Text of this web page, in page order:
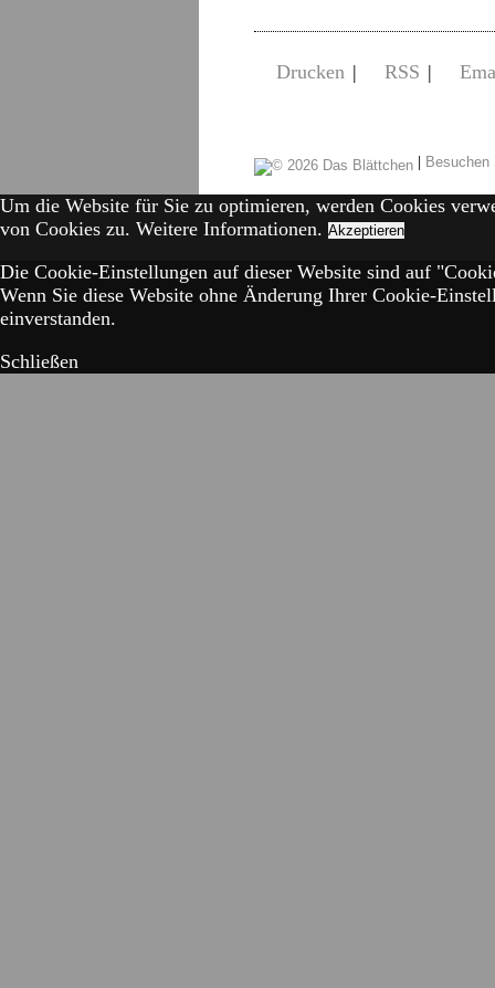
Drucken | RSS |
|
Um die Website für Sie zu optimieren, werden Cookies
von Cookies zu. Weitere Informationen. Akzeptieren
Die Cookie-Einstellungen auf dieser Website sind auf
Wenn Sie diese Website ohne Änderung Ihrer Cookie-
einverstanden.
Schließen